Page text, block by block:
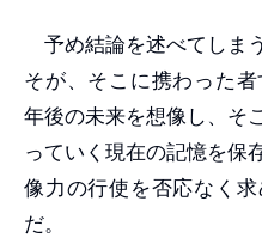
予め結論を述べてしま
そが、そこに携わった
年後の未来を想像し、そ
っていく現在の記憶を保
像力の行使を否応なく
だ。